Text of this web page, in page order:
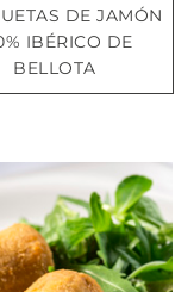
DE JAMÓN
IBÉRICO DE
BELLOTA